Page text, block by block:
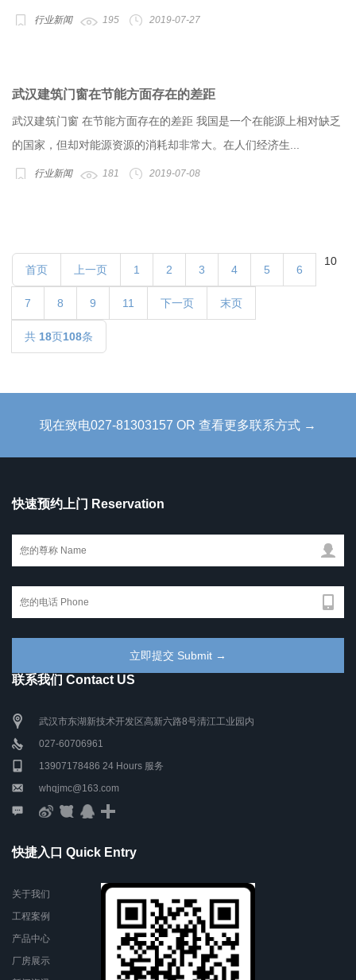
行业新闻 195 2019-07-27
武汉建筑门窗在节能方面存在的差距
武汉建筑门窗 在节能方面存在的差距 我国是一个在能源上相对缺乏
的国家，但却对能源资源的消耗却非常大。在人们经济生...
行业新闻 181 2019-07-08
首页 上一页 1 2 3 4 5 6
7 8 9
10
11 下一页 末页
共 18页108条
现在致电027-81303157 OR 查看更多联系方式 →
快速预约上门 Reservation
联系我们 Contact US
武汉市东湖新技术开发区高新六路8号清江工业园内
027-60706961
13907178486 24 Hours 服务
whqjmc@163.com
快捷入口 Quick Entry
关于我们
工程案例
产品中心
厂房展示